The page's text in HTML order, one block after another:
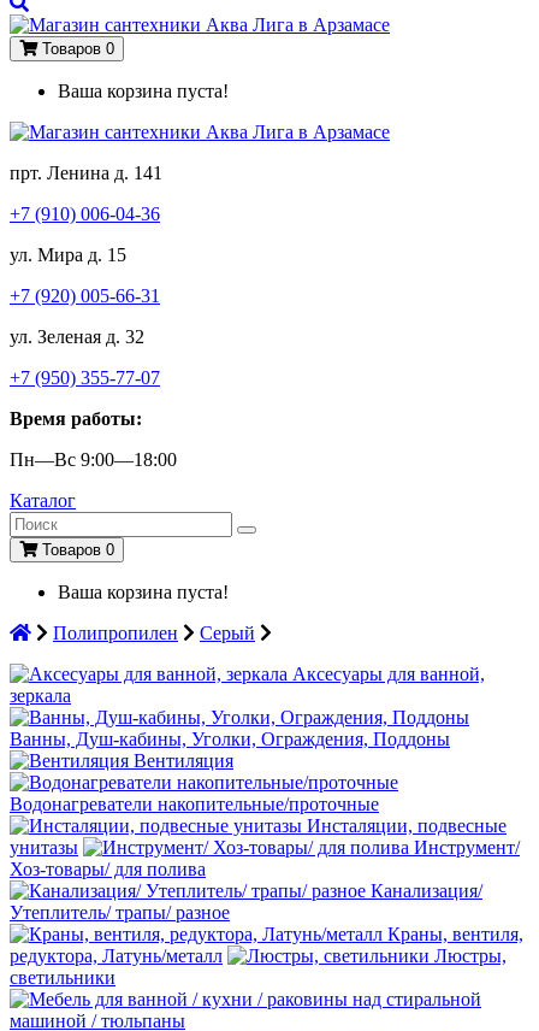
Товаров 0
Ваша корзина пуста!
прт. Ленина д. 141
+7 (910) 006-04-36
ул. Мира д. 15
+7 (920) 005-66-31
ул. Зеленая д. 32
+7 (950) 355-77-07
Время работы:
Пн—Вс 9:00—18:00
Каталог
Товаров 0
Ваша корзина пуста!
Полипропилен
Серый
Аксесуары для ванной,
зеркала
Ванны, Душ-кабины, Уголки, Ограждения, Поддоны
Вентиляция
Водонагреватели накопительные/проточные
Инсталяции, подвесные
унитазы
Инструмент/
Хоз-товары/ для полива
Канализация/
Утеплитель/ трапы/ разное
Краны, вентиля,
редуктора, Латунь/металл
Люстры,
светильники